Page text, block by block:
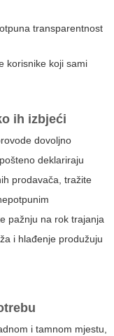
transparentnost
korisnike koji sami
ih izbjeći
dovoljno
deklariraju
prodavača, tražite
pažnju na rok trajanja
i hlađenje produžuju
i tamnom mjestu,